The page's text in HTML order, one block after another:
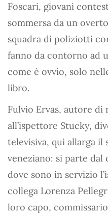
Foscari, giovani
sommersa da un
squadra di poliziotti
fanno da contorno ad
come è ovvio, solo
libro.
Fulvio Ervas, autore
all’ispettore Stucky,
televisiva, qui allarga il
veneziano: si parte
dove sono in servizio
collega Lorenza
loro capo,